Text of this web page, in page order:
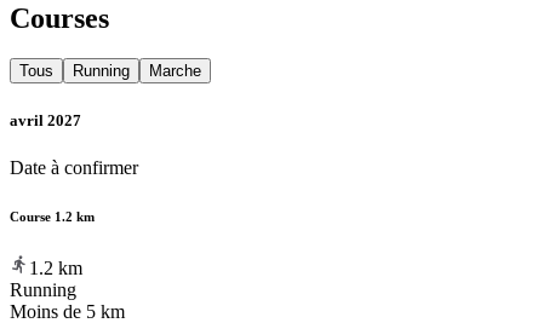
Courses
Tous Running Marche
avril 2027
Date à confirmer
Course 1.2 km
1.2 km
Running
Moins de 5 km